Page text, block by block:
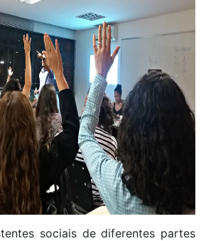
sociais de diferentes partes